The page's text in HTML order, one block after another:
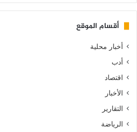
أقسام الموقع
أخبار محلية
أدب
اقتصاد
الأخبار
التقارير
الرياضة